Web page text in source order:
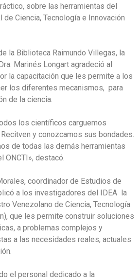
sobre las herramientas del
de Ciencia, Tecnología e Innovación
la Biblioteca Raimundo Villegas, la
Marinés Longart agradeció al
la capacitación que les permite a los
los diferentes mecanismos, para
de la ciencia.
los científicos carguemos
y conozcamos sus bondades.
de todas las demás herramientas
ONCTI», destacó.
coordinador de Estudios de
a los investigadores del IDEA la
Venezolano de Ciencia, Tecnología
que les permite construir soluciones
a problemas complejos y
a las necesidades reales, actuales
el personal dedicado a la